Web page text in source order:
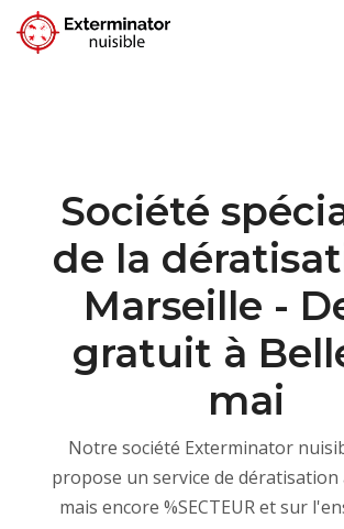
Société
de la
Marseille -
gratuit à
mai
Notre société Exterminator
propose un service de dératisation
mais encore %SECTEUR et sur